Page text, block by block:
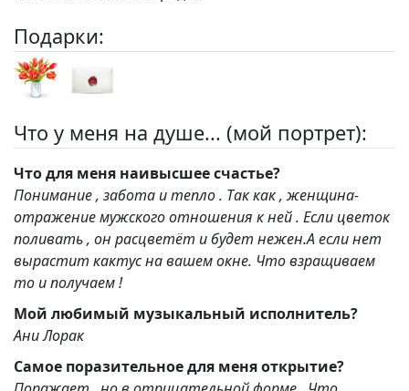
Подарки:
Что у меня на душе... (мой портрет):
Что для меня наивысшее счастье?
Понимание , забота и тепло . Так как , женщина-
отражение мужского отношения к ней . Если цветок
поливать , он расцветёт и будет нежен.А если нет
вырастит кактус на вашем окне. Что взращиваем
то и получаем !
Мой любимый музыкальный исполнитель?
Ани Лорак
Самое поразительное для меня открытие?